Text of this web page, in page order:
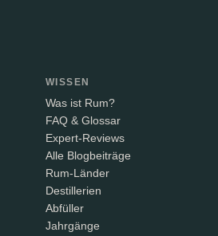
WISSEN
Was ist Rum?
FAQ & Glossar
Expert-Reviews
Alle Blogbeiträge
Rum-Länder
Destillerien
Abfüller
Jahrgänge